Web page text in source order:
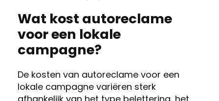
Wat kost autoreclame
voor een lokale
campagne?
De kosten van autoreclame voor een
lokale campagne variëren sterk